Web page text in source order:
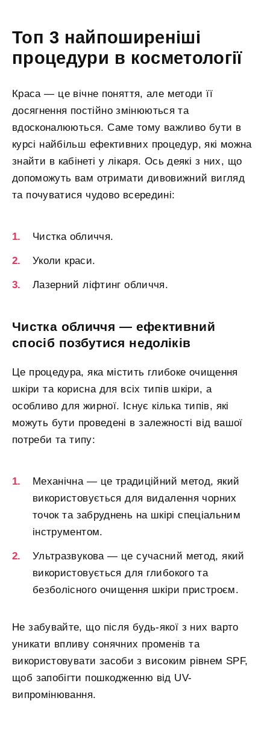
Топ 3 найпоширеніші
процедури в косметології
Краса — це вічне поняття, але методи її
досягнення постійно змінюються та
вдосконалюються. Саме тому важливо бути в
курсі найбільш ефективних процедур, які можна
знайти в кабінеті у лікаря. Ось деякі з них, що
допоможуть вам отримати дивовижний вигляд
та почуватися чудово всередині:
Чистка обличчя.
Уколи краси.
Лазерний ліфтинг обличчя.
Чистка обличчя — ефективний
спосіб позбутися недоліків
Це процедура, яка містить глибоке очищення
шкіри та корисна для всіх типів шкіри, а
особливо для жирної. Існує кілька типів, які
можуть бути проведені в залежності від вашої
потреби та типу:
Механічна — це традиційний метод, який
використовується для видалення чорних
точок та забруднень на шкірі спеціальним
інструментом.
Ультразвукова — це сучасний метод, який
використовується для глибокого та
безболісного очищення шкіри пристроєм.
Не забувайте, що після будь-якої з них варто
уникати впливу сонячних променів та
використовувати засоби з високим рівнем SPF,
щоб запобігти пошкодженню від UV-
випромінювання.